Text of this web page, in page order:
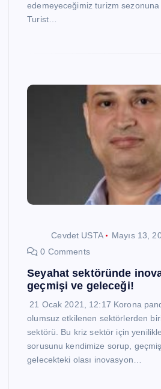
edemeyeceğimiz turizm sezonuna
Turist…
Cevdet USTA
Mayıs 13,
0 Comments
Seyahat sektöründe
geçmişi ve geleceği!
21 Ocak 2021, 12:17 Korona
olumsuz etkilenen sektörlerden
sektörü. Bu kriz sektör için
sorusunu kendimize sorup,
gelecekteki olası inovasyon…